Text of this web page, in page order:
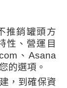
推銷罐頭方
性、營運目
、Asana
的選項。
，到確保資